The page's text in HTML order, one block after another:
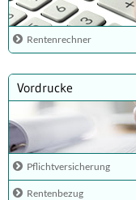
Rentenrechner
Vordrucke
Pflichtversicherung
Rentenbezug